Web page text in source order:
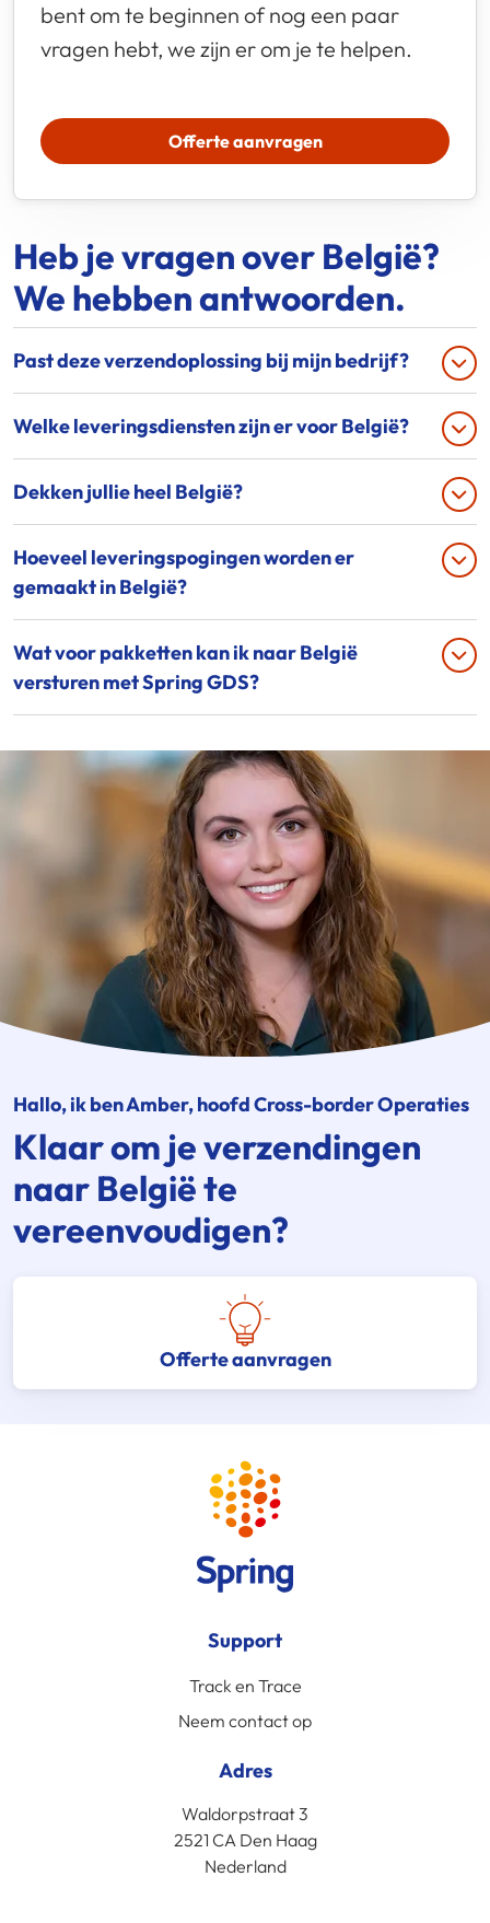
bent om te beginnen of nog een paar
vragen hebt, we zijn er om je te helpen.
Offerte aanvragen
Heb je vragen over België?
We hebben antwoorden.
Past deze verzendoplossing bij mijn bedrijf?
Welke leveringsdiensten zijn er voor België?
Dekken jullie heel België?
Hoeveel leveringspogingen worden er
gemaakt in België?
Wat voor pakketten kan ik naar België
versturen met Spring GDS?
Hallo, ik ben Amber, hoofd Cross-border Operaties
Klaar om je verzendingen
naar België te
vereenvoudigen?
Offerte aanvragen
Support
Track en Trace
Neem contact op
Adres
Waldorpstraat 3
2521 CA Den Haag
Nederland